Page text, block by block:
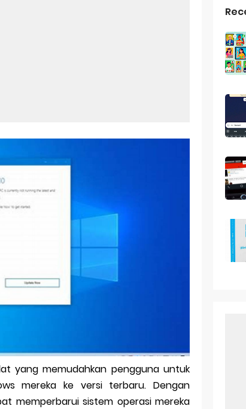
10: Solusi Terbaik Untuk Kebutuhan Komputasi Anda
Solusi Praktis Untuk Kendaraan Anda
Membuat Dan Menyimpan Foto Grup Whatsapp
Apa Itu Dan Bagaimana Cara Menggunakannya
Solusi Praktis Untuk Pecinta Togel
Aplikasinya Dulu, Abangku
yang memudahkan pengguna untuk
mereka ke versi terbaru. Dengan
memperbarui sistem operasi mereka